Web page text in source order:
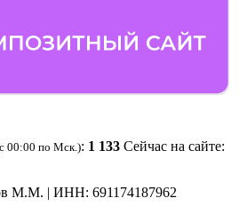
00:00 по Мск.): 1 133 Сейчас на сайте:
М.М. | ИНН: 691174187962